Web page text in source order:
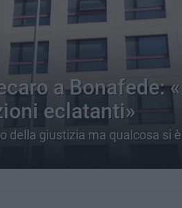
a Bonafede:
eclatanti»
della giustizia ma qualcosa si